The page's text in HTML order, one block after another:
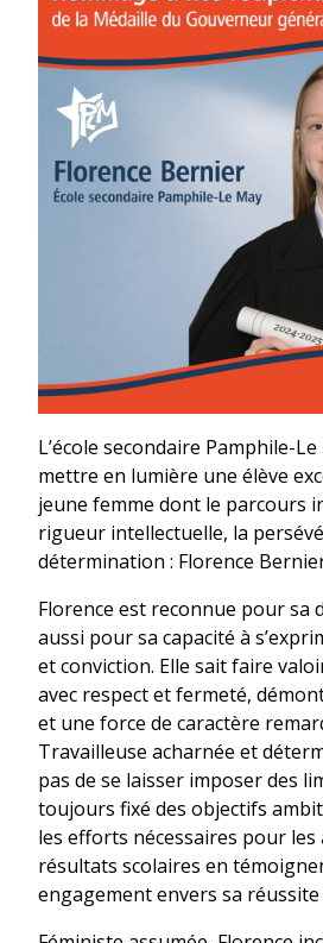
L’école secondaire Pamphile-
mettre en lumière une élève
jeune femme dont le parcours
rigueur intellectuelle, la
détermination : Florence
Florence est reconnue pour sa
aussi pour sa capacité à
et conviction. Elle sait faire
avec respect et fermeté,
et une force de caractère
Travailleuse acharnée et
pas de se laisser imposer des
toujours fixé des objectifs
les efforts nécessaires pour les
résultats scolaires en
engagement envers sa